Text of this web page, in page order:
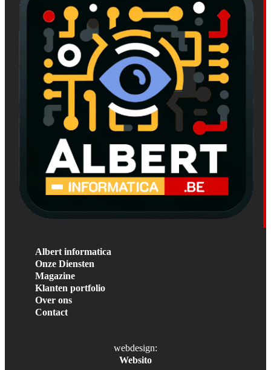
Albert informatica
Onze Diensten
Magazine
Klanten portfolio
Over ons
Contact
webdesign:
Websito